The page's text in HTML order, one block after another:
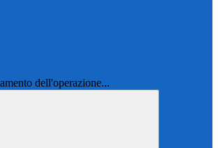
dell'operazione...